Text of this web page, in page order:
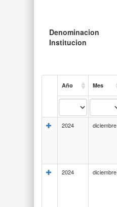
Denominacion
Institucion
Año Mes
2024 diciembre
2024
diciembre